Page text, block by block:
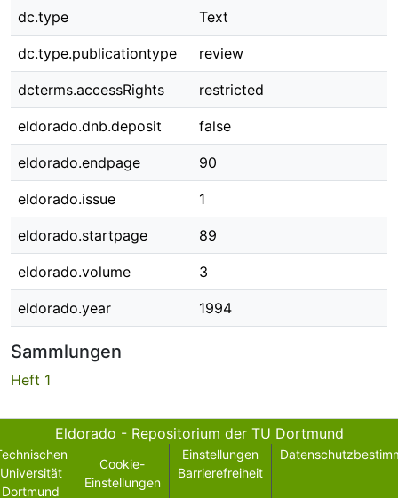
dc.type Text
dc.type.publicationtype review
dcterms.accessRights restricted
eldorado.dnb.deposit false
eldorado.endpage 90
eldorado.issue 1
eldorado.startpage 89
eldorado.volume 3
eldorado.year 1994
Sammlungen
Heft 1
Eldorado - Repositorium der TU Dortmund
Universität
Dortmund
Cookie-
Einstellungen
Einstellungen
Barrierefreiheit